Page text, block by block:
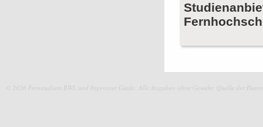
© 2026 Fernstudium BWL und Ingenieur Guide. Alle Angaben ohne Gewähr. Quelle der